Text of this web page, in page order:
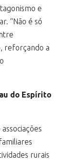
e
“Não é só
reforçando a
do Espírito
rurais